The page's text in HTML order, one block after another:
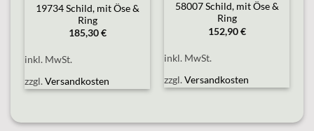
19734 Schild, mit Öse &
Ring
185,30€
inkl. MwSt.
zzgl.Versandkosten
58007 Schild, mit Öse &
Ring
152,90€
inkl. MwSt.
zzgl.Versandkosten